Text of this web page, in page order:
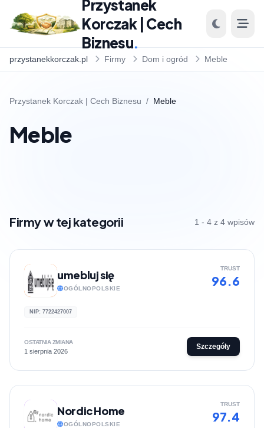
Przystanek
Korczak | Cech
Biznesu.
przystanekkorczak.pl Firmy Dom i ogród Meble
Przystanek Korczak | Cech Biznesu / Meble
Meble
Firmy w tej kategorii 1 - 4 z 4 wpisów
umebluj się
OGÓLNOPOLSKIE
TRUST
96.6
NIP: 7722427007
OSTATNIA ZMIANA
1 sierpnia 2026
Szczegóły
Nordic Home
OGÓLNOPOLSKIE
TRUST
97.4